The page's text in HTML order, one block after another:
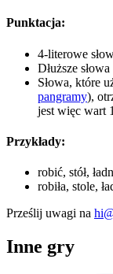
Punktacja:
4-literowe
Dłuższe
Słowa, które
pangramy),
jest więc wart
Przykłady:
robić, stół,
robiła, stole,
Prześlij uwagi na
Inne gry